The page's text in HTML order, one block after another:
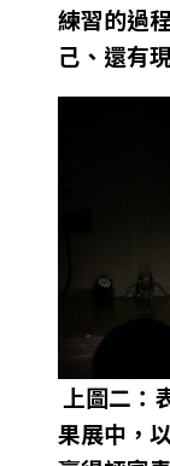
練習的過
己、還有
上圖二：
果展中，